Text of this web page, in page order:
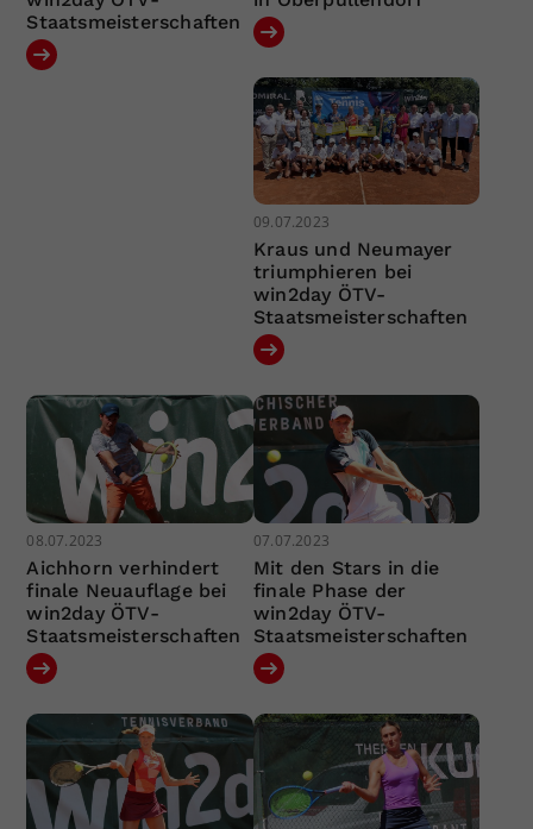
Staatsmeisterschaften
09.07.2023
Kraus und Neumayer
triumphieren bei
win2day ÖTV-
Staatsmeisterschaften
08.07.2023
Aichhorn verhindert
finale Neuauflage bei
win2day ÖTV-
Staatsmeisterschaften
07.07.2023
Mit den Stars in die
finale Phase der
win2day ÖTV-
Staatsmeisterschaften